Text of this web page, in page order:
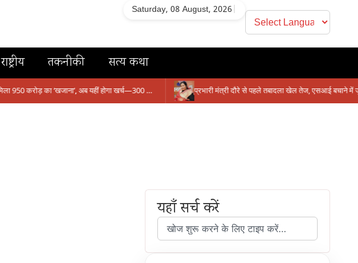
Saturday, 08 August, 2026
राष्ट्रीय तकनीकी सत्य कथा
सिंगरौली को मिला 950 करोड़ का ‘खजाना’, अब यहीं होगा खर्च—300 करोड़ की बायपास सड़क को हरी झंडी!
यहाँ सर्च करें